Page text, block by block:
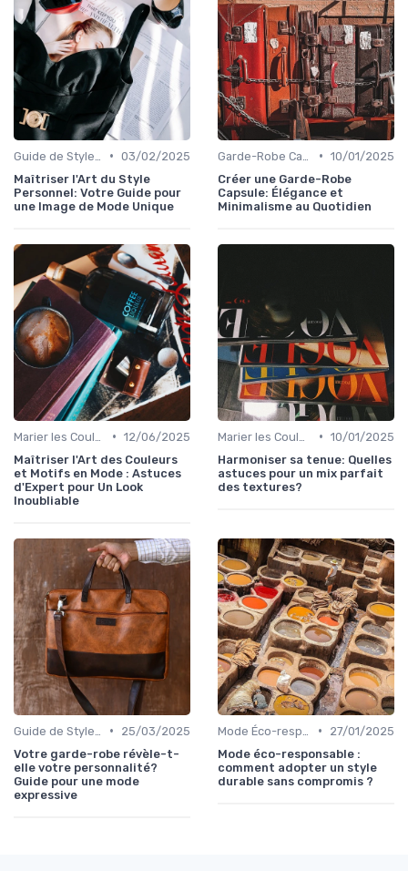
• 03/02/2025
Maîtriser l'Art du Style
Personnel: Votre Guide pour
une Image de Mode Unique
• 10/01/2025
Créer une Garde-Robe
Capsule: Élégance et
Minimalisme au Quotidien
• 12/06/2025
Maîtriser l'Art des Couleurs
et Motifs en Mode : Astuces
d'Expert pour Un Look
Inoubliable
• 10/01/2025
Harmoniser sa tenue: Quelles
astuces pour un mix parfait
des textures?
•
25/03/2025
Votre garde-robe révèle-t-
elle votre personnalité?
Guide pour une mode
expressive
•
27/01/2025
Mode éco-responsable :
comment adopter un style
durable sans compromis ?